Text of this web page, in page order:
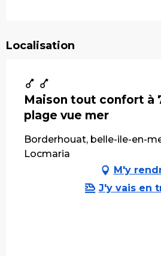
Localisation
Maison tout confort à
plage vue mer
Borderhouat, belle-ile-en-
Locmaria
M'y
J'y vais en